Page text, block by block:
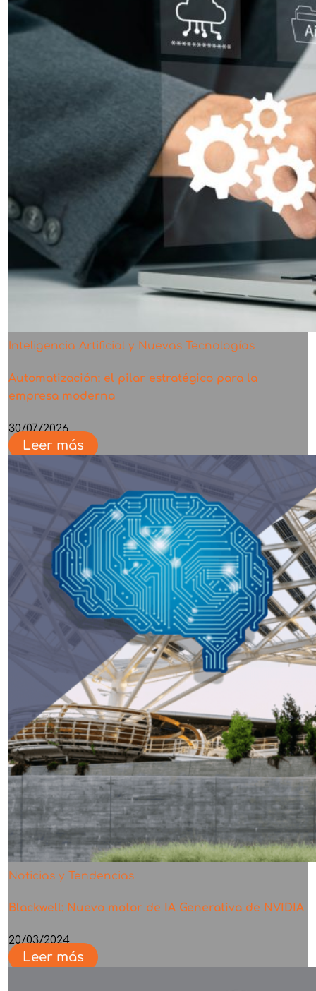
Inteligencia Artificial y Nuevas Tecnologías
Automatización: el pilar estratégico para la
empresa moderna
30/07/2026
Leer más
Noticias y Tendencias
Blackwell: Nuevo motor de IA Generativa de NVIDIA
20/03/2024
Leer más